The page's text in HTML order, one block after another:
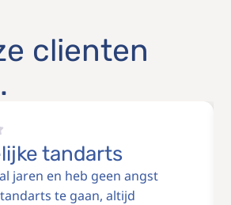
clienten
tandarts
jaren en heb geen angst
te gaan, altijd